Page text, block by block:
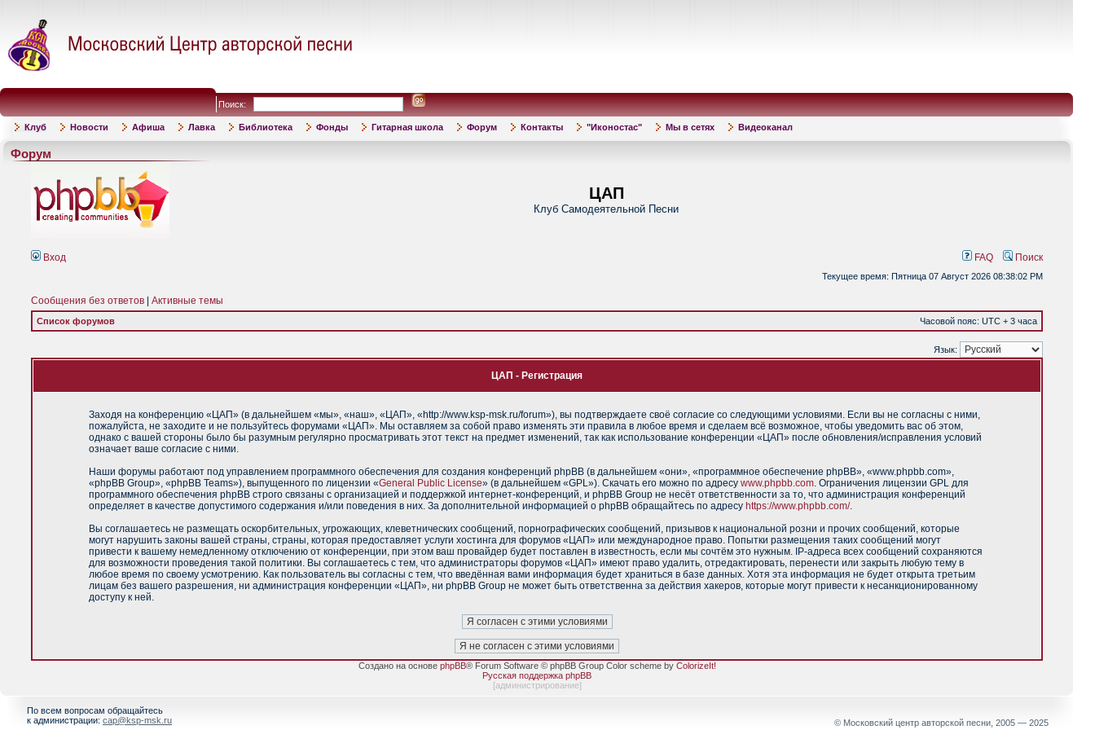
Поиск:
Клуб Новости Афиша Лавка Библиотека Фонды Гитарная школа Форум Контакты "Иконостас" Мы в сетях Видеоканал
Форум
ЦАП
Клуб Самодеятельной Песни
Вход FAQ Поиск
Текущее время: Пятница 07 Август 2026 08:38:02 PM
Сообщения без ответов Активные темы
Список форумов Часовой пояс: UTC + 3 часа
Язык:
ЦАП - Регистрация
Заходя на конференцию «ЦАП» (в дальнейшем «мы», «наш», «ЦАП», «http://www.ksp-msk.ru/forum»), вы подтверждаете своё согласие со следующими условиями. Если вы не согласны с ними,
пожалуйста, не заходите и не пользуйтесь форумами «ЦАП». Мы оставляем за собой право изменять эти правила в любое время и сделаем всё возможное, чтобы уведомить вас об этом,
однако с вашей стороны было бы разумным регулярно просматривать этот текст на предмет изменений, так как использование конференции «ЦАП» после обновления/исправления условий
означает ваше согласие с ними.
Наши форумы работают под управлением программного обеспечения для создания конференций phpBB (в дальнейшем «они», «программное обеспечение phpBB», «www.phpbb.com»,
«phpBB Group», «phpBB Teams»), выпущенного по лицензии «General Public License» (в дальнейшем «GPL»). Скачать его можно по адресу www.phpbb.com. Ограничения лицензии GPL для
программного обеспечения phpBB строго связаны с организацией и поддержкой интернет-конференций, и phpBB Group не несёт ответственности за то, что администрация конференций
определяет в качестве допустимого содержания и/или поведения в них. За дополнительной информацией о phpBB обращайтесь по адресу https://www.phpbb.com/.
Вы соглашаетесь не размещать оскорбительных, угрожающих, клеветнических сообщений, порнографических сообщений, призывов к национальной розни и прочих сообщений, которые
могут нарушить законы вашей страны, страны, которая предоставляет услуги хостинга для форумов «ЦАП» или международное право. Попытки размещения таких сообщений могут
привести к вашему немедленному отключению от конференции, при этом ваш провайдер будет поставлен в известность, если мы сочтём это нужным. IP-адреса всех сообщений сохраняются
для возможности проведения такой политики. Вы соглашаетесь с тем, что администраторы форумов «ЦАП» имеют право удалить, отредактировать, перенести или закрыть любую тему в
любое время по своему усмотрению. Как пользователь вы согласны с тем, что введённая вами информация будет храниться в базе данных. Хотя эта информация не будет открыта третьим
лицам без вашего разрешения, ни администрация конференции «ЦАП», ни phpBB Group не может быть ответственна за действия хакеров, которые могут привести к несанкционированному
доступу к ней.
Создано на основе phpBB® Forum Software © phpBB Group Color scheme by ColorizeIt!
Русская поддержка phpBB
[администрирование]
По всем вопросам обращайтесь
к администрации: cap@ksp-msk.ru © Московский центр авторской песни, 2005 — 2025